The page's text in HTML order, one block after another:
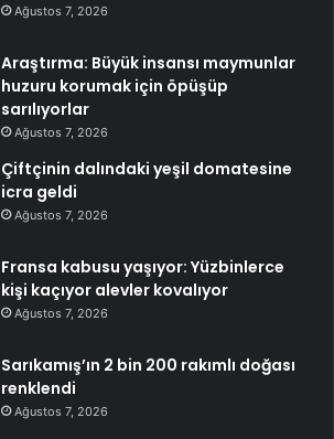
Ağustos 7, 2026
Araştırma: Büyük insansı maymunlar
huzuru korumak için öpüşüp
sarılıyorlar
Ağustos 7, 2026
Çiftçinin dalındaki yeşil domatesine
icra geldi
Ağustos 7, 2026
Fransa kabusu yaşıyor: Yüzbinlerce
kişi kaçıyor alevler kovalıyor
Ağustos 7, 2026
Sarıkamış’ın 2 bin 200 rakımlı doğası
renklendi
Ağustos 7, 2026